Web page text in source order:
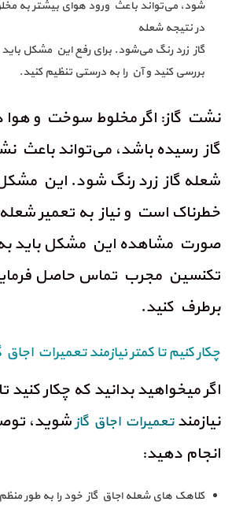
شود، می‌تواند باعث ورود هوای بیشتر به
در نتیجه شعله
گاز زرد رنگ می‌شود. برای رفع این مشکل باید
بررسی کنید و آن را به درستی تنظیم کنید.
نشت گاز: اگر مخلوط سوخت و هوا
گاز رسیده باشد، می‌تواند باعث
شعله گاز زرد رنگ شود. این
خطرناک است و نیاز به تعمیر شعله
صورت مشاهده این مشکل باید
تکنسین مجرب تماس حاصل
برطرف کنید.
چکار کنیم تا کمتر نیازمند تعمیرات
اگر میخواهید بدانید که چکار کنید
نیازمندتعمیرات اجاق گازشوید،
انجام دهید:
کلاهک های شعله اجاق گاز خود را به طور